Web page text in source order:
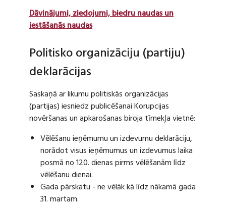
Dāvinājumi, ziedojumi, biedru naudas un
iestāšanās naudas
Politisko organizāciju (partiju)
deklarācijas
Saskaņā ar likumu politiskās organizācijas
(partijas) iesniedz publicēšanai Korupcijas
novēršanas un apkarošanas biroja tīmekļa vietnē:
Vēlēšanu ieņēmumu un izdevumu deklarāciju,
norādot visus ieņēmumus un izdevumus laika
posmā no 120. dienas pirms vēlēšanām līdz
vēlēšanu dienai.
Gada pārskatu - ne vēlāk kā līdz nākamā gada
31. martam.